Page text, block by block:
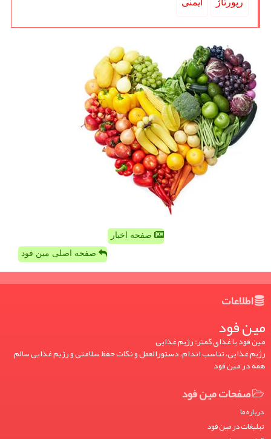
صفحه اخبار
صفحه اصلی مین فود
اطلاعات
مین فود
مین فود یا غذای کمتر: رژیم غذایی
رژیم غذایی، تناسب اندام، دستورالعمل و نکات حفظ سلامتی و رژیم غذایی سالم
همه در مین فود
صفحات مین فود
درباره ما
تبلیغات در مین فود